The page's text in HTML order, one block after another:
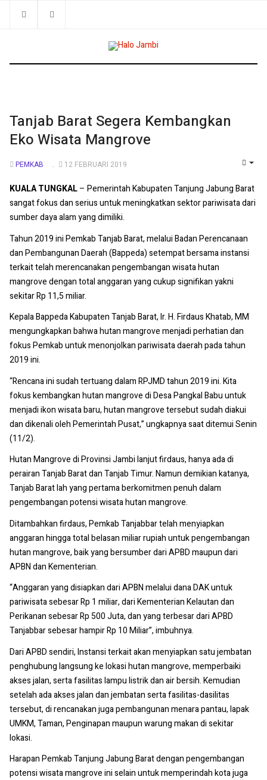
Tanjab Barat Segera Kembangkan
Eko Wisata Mangrove
PEMKAB 12 FEBRUARI 2019
KUALA TUNGKAL– Pemerintah Kabupaten Tanjung Jabung Barat
sangat fokus dan serius untuk meningkatkan sektor pariwisata dari
sumber daya alam yang dimiliki.
Tahun 2019 ini Pemkab Tanjab Barat, melalui Badan Perencanaan
dan Pembangunan Daerah (Bappeda) setempat bersama instansi
terkait telah merencanakan pengembangan wisata hutan
mangrove dengan total anggaran yang cukup signifikan yakni
sekitar Rp 11,5 miliar.
Kepala Bappeda Kabupaten Tanjab Barat, Ir. H. Firdaus Khatab, MM
mengungkapkan bahwa hutan mangrove menjadi perhatian dan
fokus Pemkab untuk menonjolkan pariwisata daerah pada tahun
2019 ini.
“Rencana ini sudah tertuang dalam RPJMD tahun 2019 ini. Kita
fokus kembangkan hutan mangrove di Desa Pangkal Babu untuk
menjadi ikon wisata baru, hutan mangrove tersebut sudah diakui
dan dikenali oleh Pemerintah Pusat,” ungkapnya saat ditemui Senin
(11/2).
Hutan Mangrove di Provinsi Jambi lanjut firdaus, hanya ada di
perairan Tanjab Barat dan Tanjab Timur. Namun demikian katanya,
Tanjab Barat lah yang pertama berkomitmen penuh dalam
pengembangan potensi wisata hutan mangrove.
Ditambahkan firdaus, Pemkab Tanjabbar telah menyiapkan
anggaran hingga total belasan miliar rupiah untuk pengembangan
hutan mangrove, baik yang bersumber dari APBD maupun dari
APBN dan Kementerian.
“Anggaran yang disiapkan dari APBN melalui dana DAK untuk
pariwisata sebesar Rp 1 miliar, dari Kementerian Kelautan dan
Perikanan sebesar Rp 500 Juta, dan yang terbesar dari APBD
Tanjabbar sebesar hampir Rp 10 Miliar”, imbuhnya.
Dari APBD sendiri, Instansi terkait akan menyiapkan satu jembatan
penghubung langsung ke lokasi hutan mangrove, memperbaiki
akses jalan, serta fasilitas lampu listrik dan air bersih. Kemudian
setelah ada akses jalan dan jembatan serta fasilitas-dasilitas
tersebut, di rencanakan juga pembangunan menara pantau, lapak
UMKM, Taman, Penginapan maupun warung makan di sekitar
lokasi.
Harapan Pemkab Tanjung Jabung Barat dengan pengembangan
potensi wisata mangrove ini selain untuk memperindah kota juga